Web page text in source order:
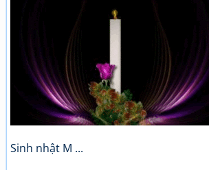
Sinh nhật M ...